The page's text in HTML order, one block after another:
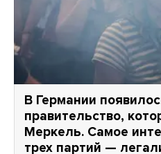
В Германии
правительство,
Меркель. Самое
трех партий —